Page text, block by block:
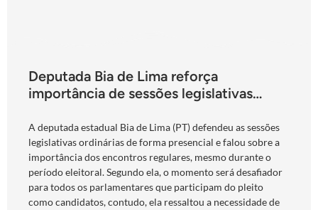
Deputada Bia de Lima reforça
importância de sessões legislativas
“obrigação com o povo de Goiás”
A deputada estadual Bia de Lima (PT) defendeu as sessões
legislativas ordinárias de forma presencial e falou sobre a
importância dos encontros regulares, mesmo durante o
período eleitoral. Segundo ela, o momento será desafiador
para todos os parlamentares que participam do pleito
como candidatos, contudo, ela ressaltou a necessidade de